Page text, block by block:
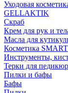
Уходовая
GELLAKTIK
Скраб
Крем для рук и
Масла для
Косметика SMART
Инструменты,
Терки для
Пилки и бафы
Бафы